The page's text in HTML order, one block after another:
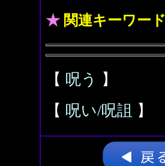
★ 関連キーワード
【 呪う
】
【 呪い/呪詛 】